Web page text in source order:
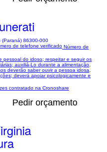
(Paraná) 86300-000
Número de
pessoal do idoso; respeitar e seguir os
auxiliá-Lo durante a alimentação,
deverão saber ouvir a pessoa idosa,
deverá apoiar psicologicamente e
contratado na Cronoshare
Pedir orçamento